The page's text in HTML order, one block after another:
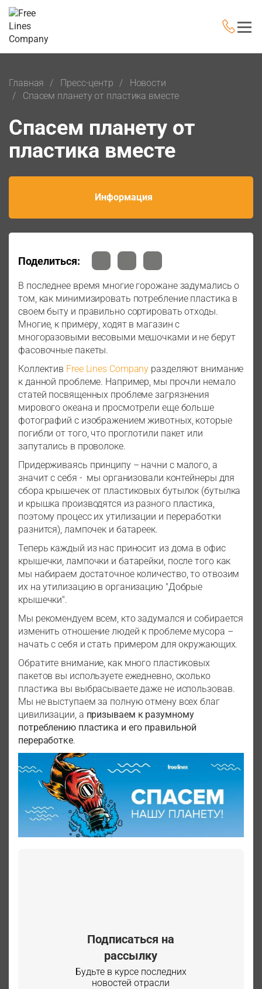
Главная Пресс-центр
Новости
Спасем планету от пластика вместе
Спасем планету от
пластика вместе
Информация
Поделиться:
В последнее время многие горожане задумались о
том, как минимизировать потребление пластика в
своем быту и правильно сортировать отходы.
Многие, к примеру, ходят в магазин с
многоразовыми весовыми мешочками и не берут
фасовочные пакеты.
Коллектив Free Lines Company разделяют внимание
к данной проблеме. Например, мы прочли немало
статей посвященных проблеме загрязнения
мирового океана и просмотрели еще больше
фотографий с изображением животных, которые
погибли от того, что проглотили пакет или
запутались в проволоке.
Придерживаясь принципу – начни с малого, а
значит с себя - мы организовали контейнеры для
сбора крышечек от пластиковых бутылок (бутылка
и крышка производятся из разного пластика,
поэтому процесс их утилизации и переработки
разнится), лампочек и батареек.
Теперь каждый из нас приносит из дома в офис
крышечки, лампочки и батарейки, после того как
мы набираем достаточное количество, то отвозим
их на утилизацию в организацию "Добрые
крышечки".
Мы рекомендуем всем, кто задумался и собирается
изменить отношение людей к проблеме мусора –
начать с себя и стать примером для окружающих.
Обратите внимание, как много пластиковых
пакетов вы используете ежедневно, сколько
пластика вы выбрасываете даже не использовав.
Мы не выступаем за полную отмену всех благ
цивилизации, а призываем к разумному
потреблению пластика и его правильной
переработке.
Подписаться на
рассылку
Будьте в курсе последних
новостей отрасли